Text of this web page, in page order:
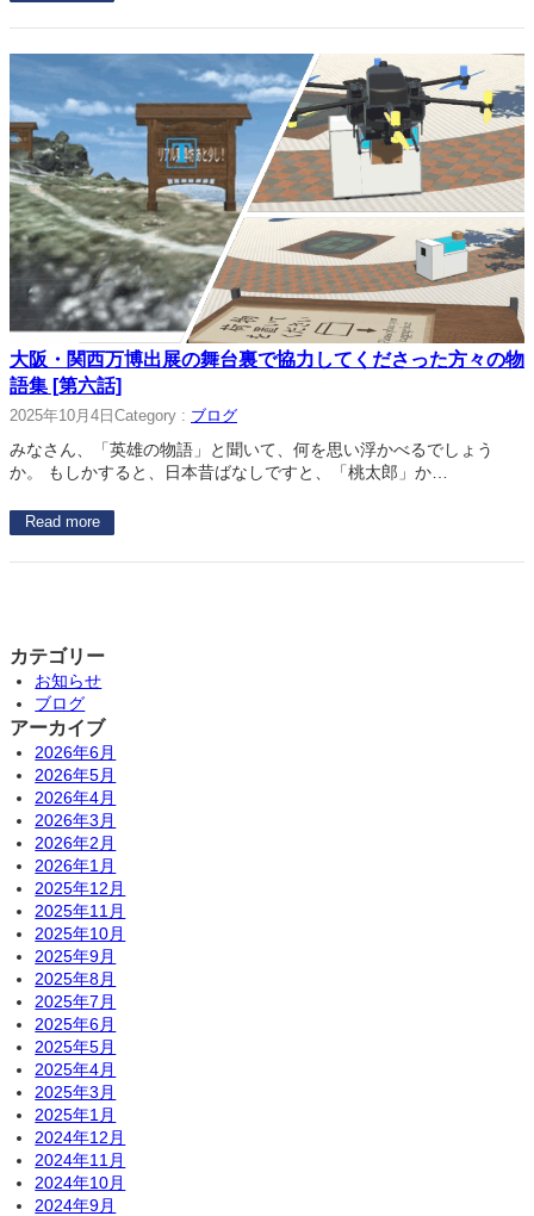
大阪・関西万博出展の舞台裏で協力してくださった方々の物
語集 [第六話]
2025年10月4日 Category : ブログ
みなさん、「英雄の物語」と聞いて、何を思い浮かべるでしょう
か。 もしかすると、日本昔ばなしですと、「桃太郎」か…
Read more
カテゴリー
お知らせ
ブログ
アーカイブ
2026年6月
2026年5月
2026年4月
2026年3月
2026年2月
2026年1月
2025年12月
2025年11月
2025年10月
2025年9月
2025年8月
2025年7月
2025年6月
2025年5月
2025年4月
2025年3月
2025年1月
2024年12月
2024年11月
2024年10月
2024年9月